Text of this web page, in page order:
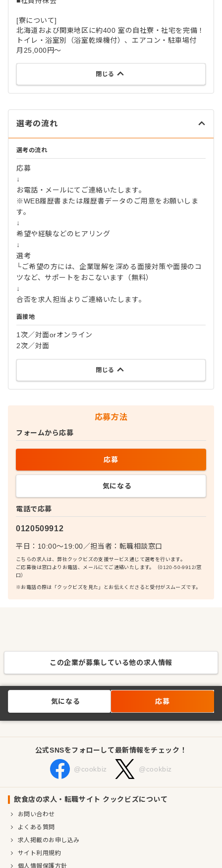
[寮について]
北海道および関東地区に約400 室の自社寮・社宅を完備！
トイレ・浴室別（浴室乾燥機付）、エアコン・駐車場付
月25,000円～
閉じる
選考の流れ
選考の流れ
応募
↓
お電話・メールにてご連絡いたします。
※WEB履歴書または履歴書データのご用意をお願いしま
す。
↓
希望や経験などのヒアリング
↓
選考
└ご希望の方には、企業理解を深める面接対策や面接のコ
ツなど、サポートをおこないます（無料）
↓
合否を求人担当よりご連絡いたします。
面接地
1次／対面orオンライン
2次／対面
閉じる
応募方法
電話で応募
0120509912
平日：10:00〜19:00／担当者： 転職相談窓口
こちらの求人は、弊社クックビズの支援サービス通じて選考を行います。
ご応募後は窓口よりお電話、メールにてご連絡いたします。（0120-50-9912/窓
口）
※お電話の際は「クックビズを見た」とお伝えくださると受付がスムーズです。
フォームから応募
応募
気になる
この企業が募集している他の求人情報
気になる 応募
公式SNSをフォローして最新情報をチェック！
@cookbiz @cookbiz
飲食店の求人・転職サイト クックビズについて
お問い合わせ
よくある質問
求人掲載のお申し込み
サイト利用規約
個人情報保護方針